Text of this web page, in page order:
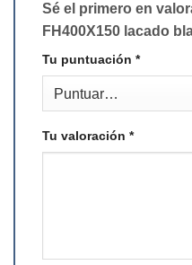
Sé el primero en
FH400X150 lacado
Tu puntuación *
Tu valoración *